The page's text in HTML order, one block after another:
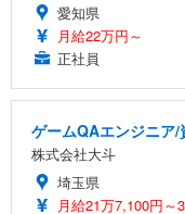
愛知県
月給22万円～
正社員
ゲームQAエンジニア
株式会社大斗
埼玉県
月給21万7,100円～